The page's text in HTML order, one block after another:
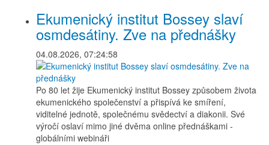
Ekumenický institut Bossey slaví
osmdesátiny. Zve na přednášky
04.08.2026, 07:24:58
Po 80 let žije Ekumenický institut Bossey způsobem života
ekumenického společenství a přispívá ke smíření,
viditelné jednotě, společnému svědectví a diakonii. Své
výročí oslaví mimo jiné dvěma online přednáškami -
globálními webináři